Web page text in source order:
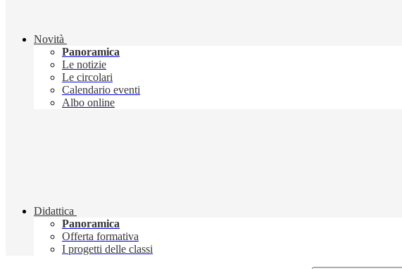
Novità
Panoramica
Le notizie
Le circolari
Calendario eventi
Albo online
Didattica
Panoramica
Offerta formativa
I progetti delle classi